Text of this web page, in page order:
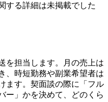
する詳細は未掲載でした
を担当します。月の売上は
、時短勤務や副業希望者は
ます。契面談の際に「フル
ー」かを決めて、どのくら